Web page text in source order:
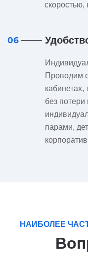
06
Проводим
кабинетах,
без потери
парами,
НАИБОЛЕЕ